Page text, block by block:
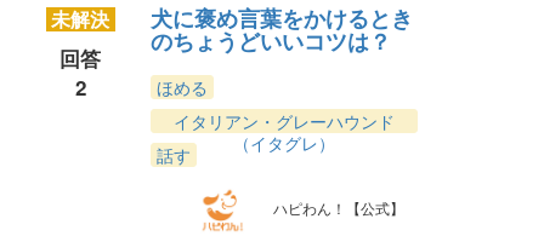
未解決
回答
2
犬に褒め言葉をかけるとき
のちょうどいいコツは？
ほめる
イタリアン・グレーハウンド
（イタグレ）
話す
ハピわん！【公式】